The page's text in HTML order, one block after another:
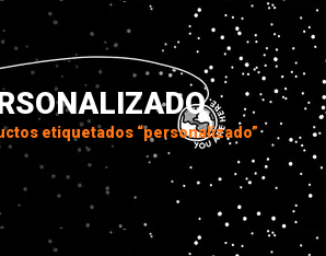
etiquetados “personalizado”